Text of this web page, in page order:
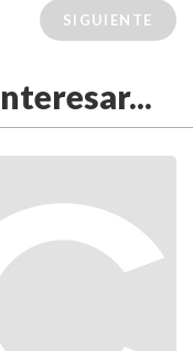
SIGUIENTE